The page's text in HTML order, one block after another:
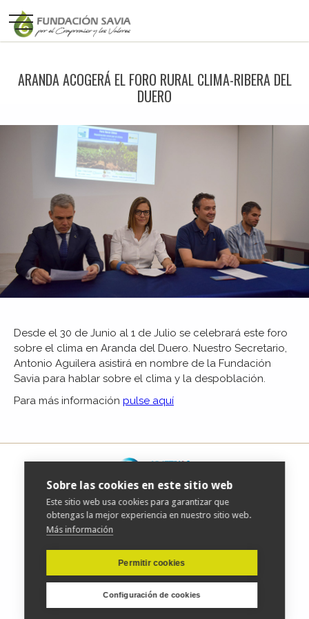
ARANDA ACOGERÁ EL FORO RURAL CLIMA-RIBERA DEL
DUERO
Desde el 30 de Junio al 1 de Julio se celebrará este foro
sobre el clima en Aranda del Duero. Nuestro Secretario,
Antonio Aguilera asistirá en nombre de la Fundación
Savia para hablar sobre el clima y la despoblación.
Para más información pulse aquí
| Copyright © 2019 fundacionsavia.org |
Sobre las cookies en este sitio web
Este sitio web usa cookies para garantizar que
obtengas la mejor experiencia en nuestro sitio web.
Más información
Permitir cookies
Configuración de cookies